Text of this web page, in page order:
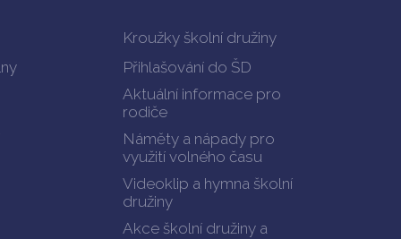
Kroužky školní družiny
Přihlašování do ŠD
Aktuální informace pro
rodiče
Náměty a nápady pro
využití volného času
Videoklip a hymna školní
družiny
Akce školní družiny a